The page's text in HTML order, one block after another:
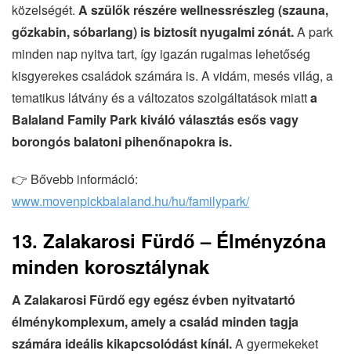
közelségét. A szülők részére wellnessrészleg (szauna,
gőzkabin, sóbarlang) is biztosít nyugalmi zónát.A park
minden nap nyitva tart, így igazán rugalmas lehetőség
kisgyerekes családok számára is. A vidám, mesés világ, a
tematikus látvány és a változatos szolgáltatások miatta
Balaland Family Park kiváló választás esős vagy
borongós balatoni pihenőnapokra is.
👉 Bővebb információ:
www.movenpickbalaland.hu/hu/familypark/
13. Zalakarosi Fürdő – Élményzóna
minden korosztálynak
A Zalakarosi Fürdő egy egész évben nyitvatartó
élménykomplexum, amely a család minden tagja
számára ideális kikapcsolódást kínál.A gyermekeket